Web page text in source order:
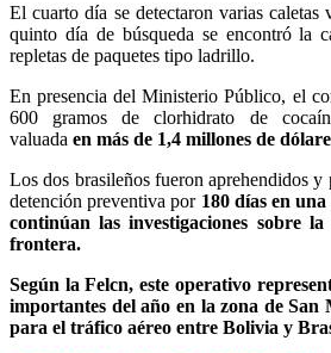
El cuarto día se detectaron varias caletas
quinto día de búsqueda se encontró la
repletas de paquetes tipo ladrillo.
En presencia del Ministerio Público, el
600 gramos de clorhidrato de
valuada en más de 1,4 millones de
Los dos brasileños fueron aprehendidos y
detención preventiva por180 días en
continúan las investigaciones sobre
frontera.
Según la Felcn, este operativo
importantes del año en la zona de San
para el tráfico aéreo entre Bolivia y